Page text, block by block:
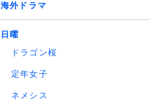
海外ドラマ
日曜
ドラゴン桜
定年女子
ネメシス